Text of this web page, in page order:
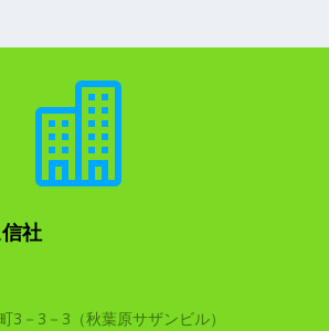

社
3－3－3（秋葉原サザンビル）